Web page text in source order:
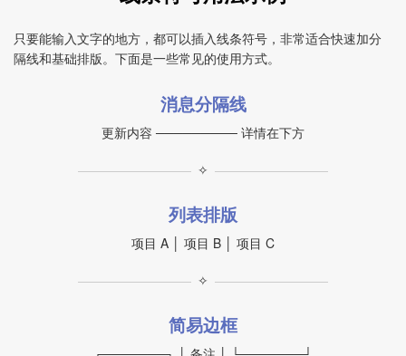
只要能输入文字的地方，都可以插入线条符号，非常适合快速加分
隔线和基础排版。下面是一些常见的使用方式。
消息分隔线
更新内容 ───────── 详情在下方
✧
列表排版
项目 A │ 项目 B │ 项目 C
✧
简易边框